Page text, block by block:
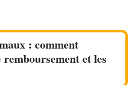
: comment
et les